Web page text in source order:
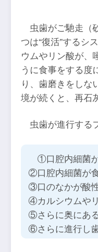
虫歯がご馳走（
つは“復活”するシ
ウムやリン酸が、
うに食事をする度
り、歯磨きをしな
境が続くと、再石
虫歯が進行する
①口腔内細菌
②口腔内細菌が
③口のなかが酸
④カルシウムや
⑤さらに奥にあ
⑥さらに進行し